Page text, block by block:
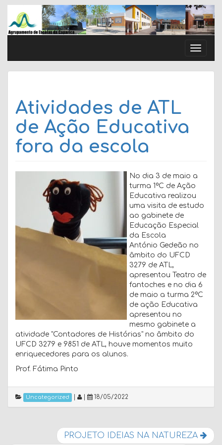
Skip
content
Toggle
Atividades de ATL
de Ação Educativa
fora da escola
No dia 3 de maio a
turma 1ºC de Ação
Educativa realizou
uma visita de estudo
ao gabinete de
Educação Especial
da Escola
António Gedeão no
âmbito do UFCD
3279 de ATL,
apresentou Teatro de
fantoches e no dia 6
de maio a turma 2ºC
de ação Educativa
apresentou no
mesmo gabinete a
atividade "Contadores de Histórias" no âmbito do
UFCD 3279 e 9851 de ATL, houve momentos muito
enriquecedores para os alunos.
Prof. Fátima Pinto
Uncategorized 18/05/2022
PROJETO IDEIAS NA NATUREZA